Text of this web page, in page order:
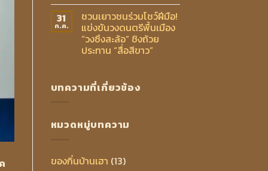
31
ก.ค.
ชวนเยาวชนร่วมโชว์ฝีมือ!
แข่งขันวงดนตรีพื้นเมือง
“วงซึงสะล้อ” ชิงถ้วย
ประทาน “สื่อสีขาว”
บทความที่เกี่ยวข้อง
หมวดหมู่บทความ
ของกิ๋นบ้านเฮา (13)